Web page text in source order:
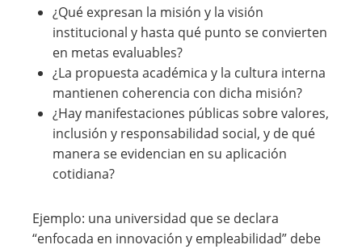
¿Qué expresan la misión y la visión
institucional y hasta qué punto se convierten
en metas evaluables?
¿La propuesta académica y la cultura interna
mantienen coherencia con dicha misión?
¿Hay manifestaciones públicas sobre valores,
inclusión y responsabilidad social, y de qué
manera se evidencian en su aplicación
cotidiana?
Ejemplo: una universidad que se declara
“enfocada en innovación y empleabilidad” debe